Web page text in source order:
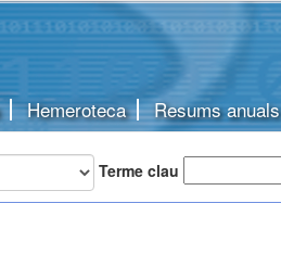
Hemeroteca Resums anuals
Terme clau